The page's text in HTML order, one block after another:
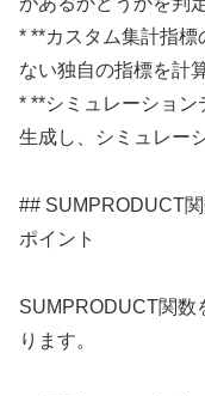
* **カスタム集計指標
ない独自の指標を計
* **シミュレーショ
生成し、シミュレー
## SUMPRODUCT
ポイント
SUMPRODUCT関数
ります。